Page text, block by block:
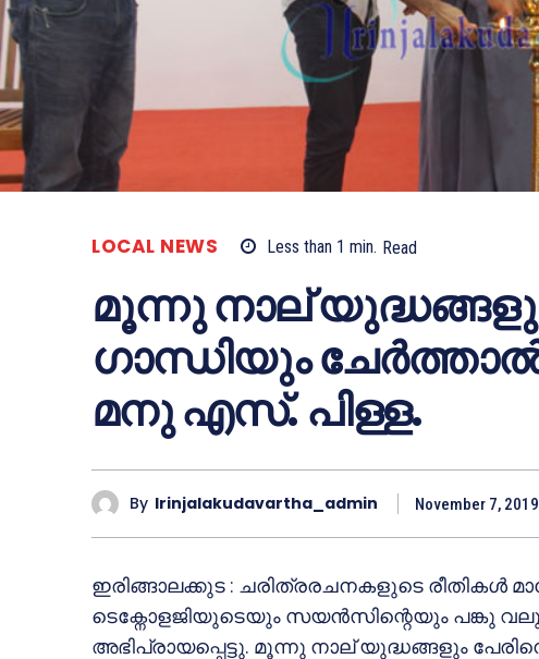
LOCAL NEWS Less than 1 min. Read
മൂന്നു നാല്
ഗാന്ധിയും
മനു എസ്. പിള്ള.
By Irinjalakudavartha_admin November 7, 2019
ഇരിങ്ങാലക്കുട : ചരിത്രരചനകളുടെ രീതികള്‍
ടെക്നോളജിയുടെയും സയന്‍സിന്റെയും പങ്കു
അഭിപ്രായപ്പെട്ടു. മൂന്നു നാല് യുദ്ധങ്ങളും